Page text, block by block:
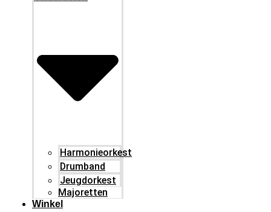
Harmonieorkest
Drumband
Jeugdorkest
Majoretten
Winkel